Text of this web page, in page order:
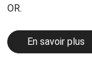
OR.
En savoir plus